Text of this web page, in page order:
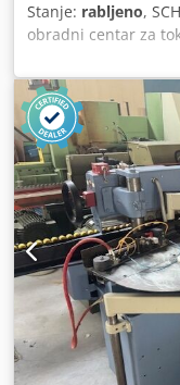
Stanje: rabljeno,
obradni centar za
namijenjen za
Kapaciteti: 3 osi,
mm, promjer stezne
mm, C-os 0,0001°.
5/6 kW, moment
m/min, priključak
dimenzije
za hlađenje,
dijelove, učitavač
sustav za gašenje
industrije:
zrakoplovstvo,